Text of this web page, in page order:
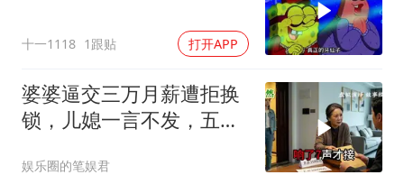
十一1118 1跟贴 打开APP
婆婆逼交三万月薪遭拒换
锁，儿媳一言不发，五天
娱乐圈的笔娱君